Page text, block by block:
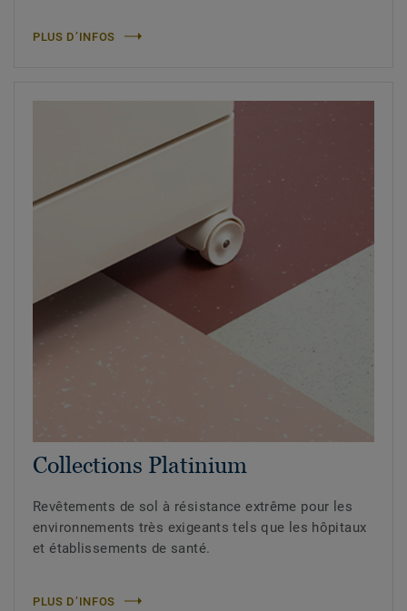
PLUS D’INFOS
Collections Platinium
Revêtements de sol à résistance extrême pour les
environnements très exigeants tels que les hôpitaux
et établissements de santé.
PLUS D’INFOS